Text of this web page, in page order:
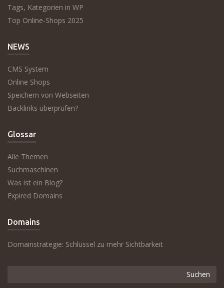
Tags, Kategorien in WP
Top Online-Shops 2025
NEWS
CMS System
Online Shops
Speichern von Webseiten
Backlinks überprüfen?
Glossar
Alle Themen
Suchmaschinen
Was ist ein Blog?
Expired Domains
Domains
Domainstrategie: Schlüssel zu mehr Sichtbarkeit